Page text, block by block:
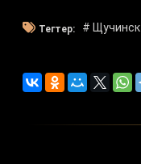
Тегтер: # Щучинск